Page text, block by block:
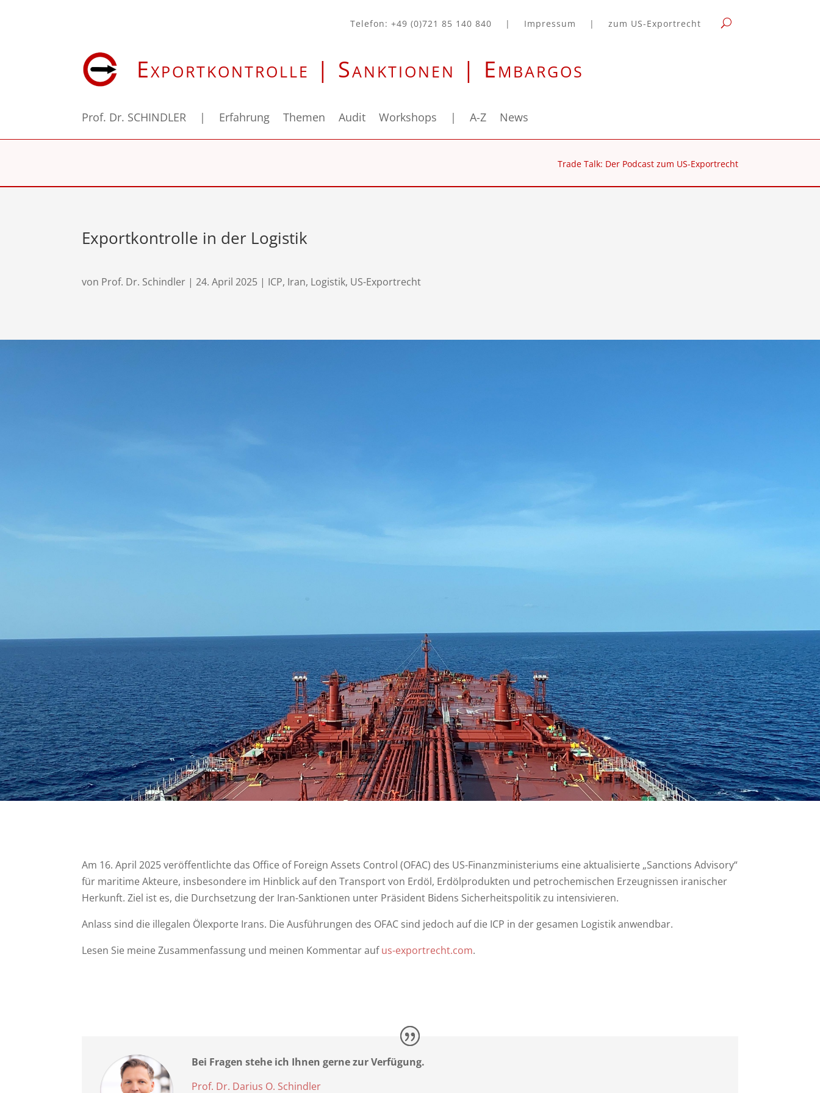
Telefon: +49 (0)721 85 140 840 | Impressum | zum US-Exportrecht
Exportkontrolle | Sanktionen | Embargos
Prof. Dr. SCHINDLER | Erfahrung Themen Audit Workshops | A-Z News
Trade Talk: Der Podcast zum US-Exportrecht
Exportkontrolle in der Logistik
von Prof. Dr. Schindler |24. April 2025 | ICP, Iran, Logistik, US-Exportrecht
Am 16. April 2025 veröffentlichte das Office of Foreign Assets Control (OFAC) des US-Finanzministeriums eine aktualisierte „Sanctions Advisory“
für maritime Akteure, insbesondere im Hinblick auf den Transport von Erdöl, Erdölprodukten und petrochemischen Erzeugnissen iranischer
Herkunft. Ziel ist es, die Durchsetzung der Iran-Sanktionen unter Präsident Bidens Sicherheitspolitik zu intensivieren.
Anlass sind die illegalen Ölexporte Irans. Die Ausführungen des OFAC sind jedoch auf die ICP in der gesamen Logistik anwendbar.
Lesen Sie meine Zusammenfassung und meinen Kommentar aufus-exportrecht.com.
Bei Fragen stehe ich Ihnen gerne zur Verfügung.
Prof. Dr. Darius O. Schindler